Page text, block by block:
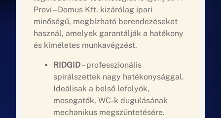
Provi – Domus Kft. kizárólag ipari
minőségű, megbízható berendezéseket
használ, amelyek garantálják a hatékony
és kíméletes munkavégzést.
RIDGID– professzionális
spirálszettek nagy hatékonysággal.
Ideálisak a belső lefolyók,
mosogatók, WC-k dugulásának
mechanikus megszüntetésére.